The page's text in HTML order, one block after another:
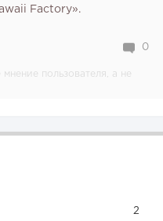
Factory».
0
пользователя, а не
2